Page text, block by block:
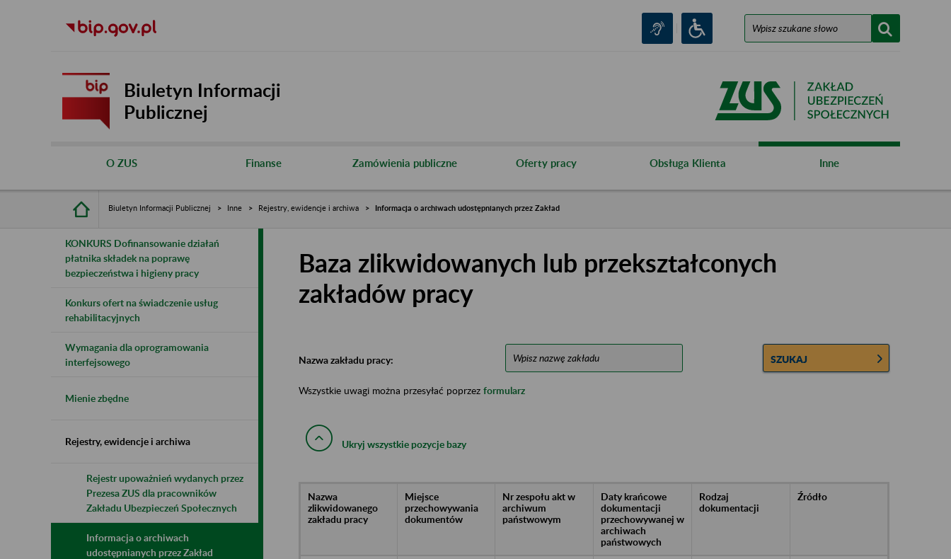
Biuletyn Informacji
Publicznej
O ZUS Finanse Zamówienia publiczne Oferty pracy Obsługa Klienta Inne
Biuletyn Informacji Publicznej Inne Rejestry, ewidencje i archiwa Informacja o archiwach udostępnianych przez Zakład
KONKURS Dofinansowanie działań
płatnika składek na poprawę
bezpieczeństwa i higieny pracy
Konkurs ofert na świadczenie usług
rehabilitacyjnych
Wymagania dla oprogramowania
interfejsowego
Mienie zbędne
Rejestry, ewidencje i archiwa
Rejestr upoważnień wydanych przez
Prezesa ZUS dla pracowników
Zakładu Ubezpieczeń Społecznych
Informacja o archiwach
udostępnianych przez Zakład
Baza zlikwidowanych lub przekształconych
zakładów pracy
Nazwa zakładu pracy: SZUKAJ
Wszystkie uwagi można przesyłać poprzez formularz
Ukryj wszystkie pozycje bazy
Nazwa
zlikwidowanego
zakładu pracy
Miejsce
przechowywania
dokumentów
Nr zespołu akt w
archiwum
państwowym
Daty krańcowe
dokumentacji
przechowywanej w
archiwach
państwowych
Rodzaj
dokumentacji
Źródło